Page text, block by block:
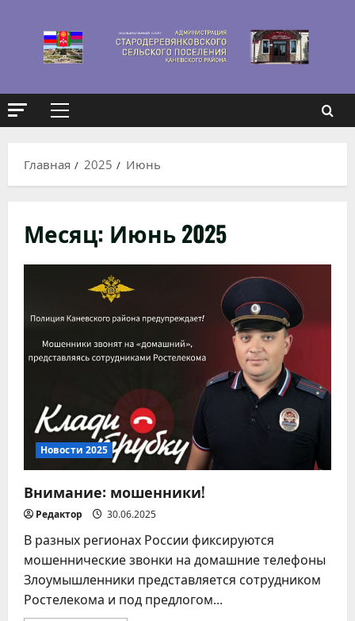
содержимому
Основное
Главная
2025 Июнь
Месяц: Июнь 2025
Новости 2025
Внимание: мошенники!
Редактор 30.06.2025
В разных регионах России фиксируются
мошеннические звонки на домашние телефоны
Злоумышленники представляется сотрудником
Ростелекома и под предлогом...